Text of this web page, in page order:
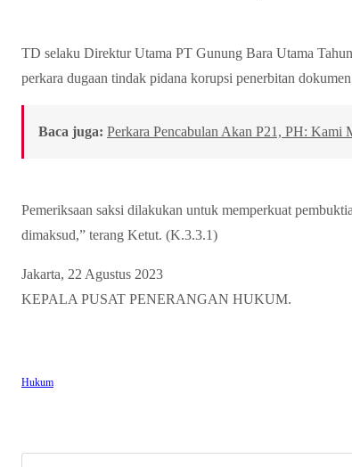
TD selaku Direktur Utama PT Gunung Bara Utama
perkara dugaan tindak pidana korupsi penerbitan
Baca juga: Perkara Pencabulan Akan P21, PH: Kami
Pemeriksaan saksi dilakukan untuk memperkuat
dimaksud,” terang Ketut. (K.3.3.1)
Jakarta, 22 Agustus 2023
KEPALA PUSAT PENERANGAN HUKUM.
Hukum